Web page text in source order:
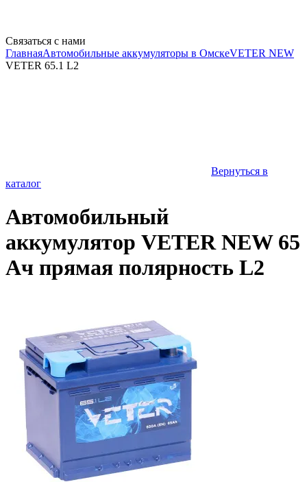
Связаться с нами
ГлавнаяАвтомобильные аккумуляторы в ОмскеVETER NEW
VETER 65.1 L2
Вернуться в
каталог
Автомобильный
аккумулятор VETER NEW 65
Ач прямая полярность L2